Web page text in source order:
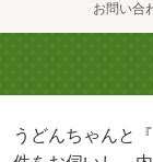
お問い合
うどんちゃんと